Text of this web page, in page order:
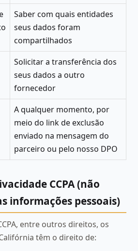
Saber com quais entidades
seus dados foram
compartilhados
Solicitar a transferência dos
seus dados a outro
fornecedor
A qualquer momento, por
meio do link de exclusão
enviado na mensagem do
parceiro ou pelo nosso DPO
CCPA (não
informações pessoais)
entre outros direitos, os
têm o direito de: